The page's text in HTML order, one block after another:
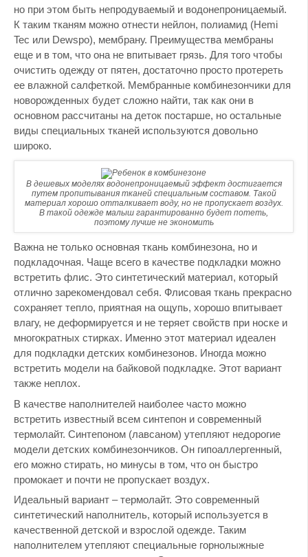
но при этом быть непродуваемый и водонепроницаемый.
К таким тканям можно отнести нейлон, полиамид (Hemi
Tec или Dewspo), мембрану. Преимущества мембраны
еще и в том, что она не впитывает грязь. Для того чтобы
очистить одежду от пятен, достаточно просто протереть
ее влажной салфеткой. Мембранные комбинезончики для
новорожденных будет сложно найти, так как они в
основном рассчитаны на деток постарше, но остальные
виды специальных тканей используются довольно
широко.
В дешевых моделях водонепроницаемый эффект достигается
путем пропитывания тканей специальным составом. Такой
материал хорошо отталкивает воду, но не пропускает воздух.
В такой одежде малыш гарантированно будет потеть,
поэтому лучше не экономить
Важна не только основная ткань комбинезона, но и
подкладочная. Чаще всего в качестве подкладки можно
встретить флис. Это синтетический материал, который
отлично зарекомендовал себя. Флисовая ткань прекрасно
сохраняет тепло, приятная на ощупь, хорошо впитывает
влагу, не деформируется и не теряет свойств при носке и
многократных стирках. Именно этот материал идеален
для подкладки детских комбинезонов. Иногда можно
встретить модели на байковой подкладке. Этот вариант
также неплох.
В качестве наполнителей наиболее часто можно
встретить известный всем синтепон и современный
термолайт. Синтепоном (лавсаном) утепляют недорогие
модели детских комбинезончиков. Он гипоаллергенный,
его можно стирать, но минусы в том, что он быстро
промокает и почти не пропускает воздух.
Идеальный вариант – термолайт. Это современный
синтетический наполнитель, который используется в
качественной детской и взрослой одежде. Таким
наполнителем утепляют специальные горнолыжные